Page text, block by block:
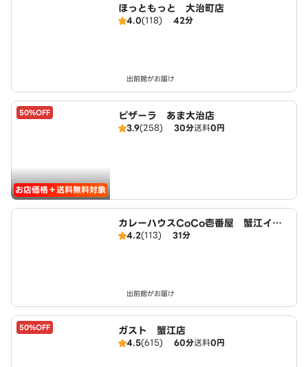
ほっともっと 大治町店
4.0(118) 42分
出前館がお届け
50%OFF
お店価格＋送料無料対象
ピザーラ あま大治店
3.9(258) 30分送料0円
カレーハウスCoCo壱番屋 蟹江イン
ター店（SD）
4.2(113) 31分
出前館がお届け
50%OFF ガスト 蟹江店
4.5(615) 60分送料0円